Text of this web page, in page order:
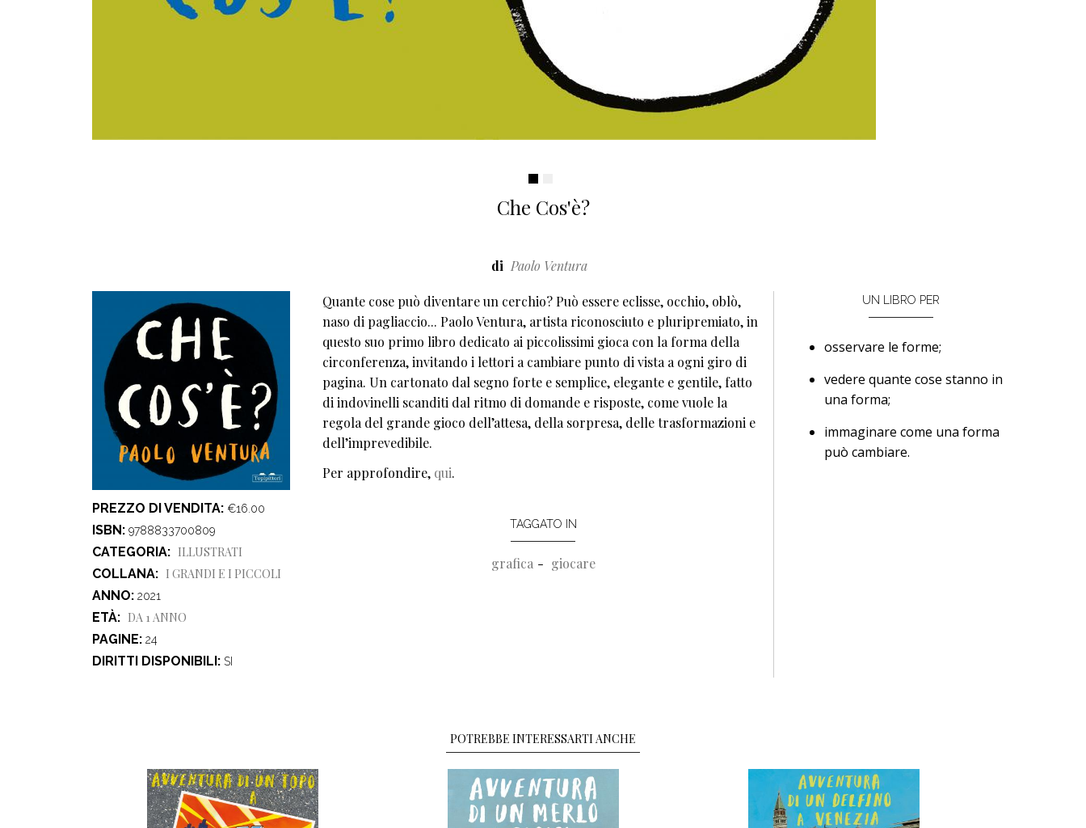
Che Cos'è?
di Paolo Ventura
PREZZO DI VENDITA €16.00
ISBN 9788833700809
CATEGORIA
ILLUSTRATI
COLLANA
I GRANDI E I PICCOLI
ANNO 2021
ETÀ
DA 1 ANNO
PAGINE 24
DIRITTI DISPONIBILI SI
Quante cose può diventare un cerchio? Può essere eclisse, occhio, oblò,
naso di pagliaccio... Paolo Ventura, artista riconosciuto e pluripremiato, in
questo suo primo libro dedicato ai piccolissimi gioca con la forma della
circonferenza, invitando i lettori a cambiare punto di vista a ogni giro di
pagina. Un cartonato dal segno forte e semplice, elegante e gentile, fatto
di indovinelli scanditi dal ritmo di domande e risposte, come vuole la
regola del grande gioco dell’attesa, della sorpresa, delle trasformazioni e
dell’imprevedibile.
Per approfondire, qui.
TAGGATO IN
grafica giocare
UN LIBRO PER
osservare le forme;
vedere quante cose stanno in
una forma;
immaginare come una forma
può cambiare.
POTREBBE INTERESSARTI ANCHE